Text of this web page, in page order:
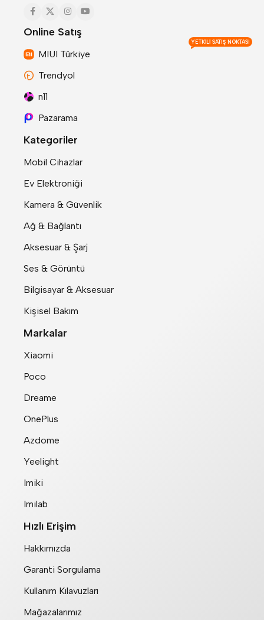
Online Satış
MIUI Türkiye
YETKILI SATIŞ NOKTASI
Trendyol
n11
Pazarama
Kategoriler
Mobil Cihazlar
Ev Elektroniği
Kamera & Güvenlik
Ağ & Bağlantı
Aksesuar & Şarj
Ses & Görüntü
Bilgisayar & Aksesuar
Kişisel Bakım
Markalar
Xiaomi
Poco
Dreame
OnePlus
Azdome
Yeelight
Imiki
Imilab
Hızlı Erişim
Hakkımızda
Garanti Sorgulama
Kullanım Kılavuzları
Mağazalarımız